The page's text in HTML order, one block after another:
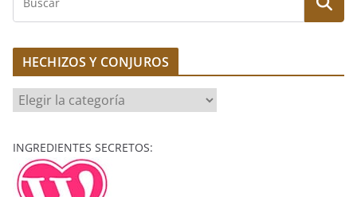
:
c
a
r
HECHIZOS Y CONJUROS
H
INGREDIENTES SECRETOS: